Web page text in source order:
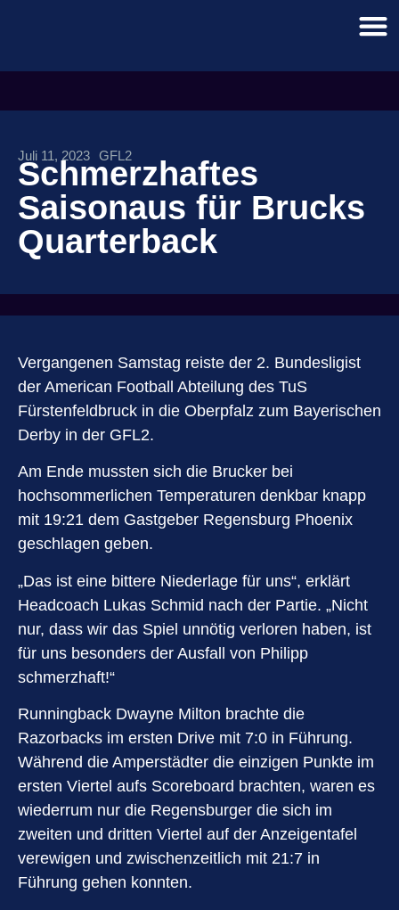
Juli 11, 2023 GFL2
Schmerzhaftes
Saisonaus für Brucks
Quarterback
Vergangenen Samstag reiste der 2. Bundesligist
der American Football Abteilung des TuS
Fürstenfeldbruck in die Oberpfalz zum Bayerischen
Derby in der GFL2.
Am Ende mussten sich die Brucker bei
hochsommerlichen Temperaturen denkbar knapp
mit 19:21 dem Gastgeber Regensburg Phoenix
geschlagen geben.
„Das ist eine bittere Niederlage für uns“, erklärt
Headcoach Lukas Schmid nach der Partie. „Nicht
nur, dass wir das Spiel unnötig verloren haben, ist
für uns besonders der Ausfall von Philipp
schmerzhaft!“
Runningback Dwayne Milton brachte die
Razorbacks im ersten Drive mit 7:0 in Führung.
Während die Amperstädter die einzigen Punkte im
ersten Viertel aufs Scoreboard brachten, waren es
wiederrum nur die Regensburger die sich im
zweiten und dritten Viertel auf der Anzeigentafel
verewigen und zwischenzeitlich mit 21:7 in
Führung gehen konnten.